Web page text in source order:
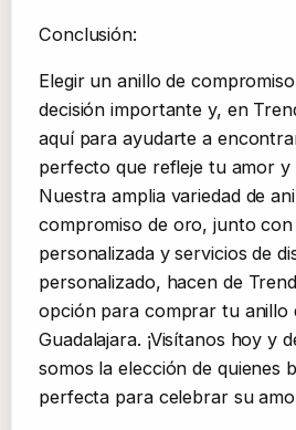
Conclusión:
Elegir un anillo de
decisión importante y, en
aquí para ayudarte a
perfecto que refleje tu amor y
Nuestra amplia variedad de
compromiso de oro, junto
personalizada y servicios de
personalizado, hacen de
opción para comprar tu anillo
Guadalajara. ¡Visítanos hoy y
somos la elección de quienes
perfecta para celebrar su